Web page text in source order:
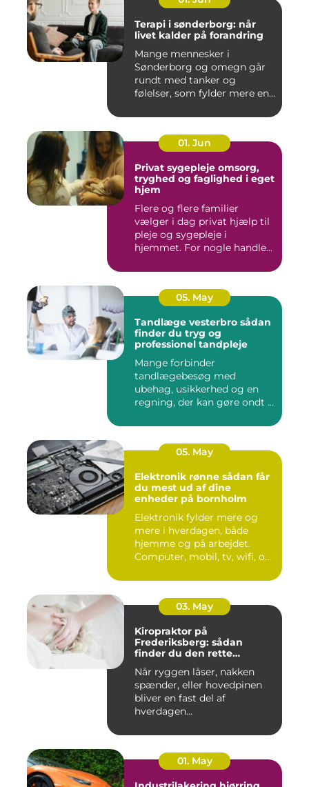
Terapi i sønderborg: når
livet kalder på forandring
Mange mennesker i
Sønderborg og omegn går
rundt med tanker og
følelser, som fylder mere end
01. Jun
Privat sygepleje omsorg,
tryghed og faglighed i eget
hjem
Flere og flere familier
vælger i dag privat hjælp til
pleje og sygepleje i
hjemmet. For nogle handle...
05. May
Tandlæge vesterbro sådan
finder du tryg og
professionel tandpleje
Mange forbinder
tandlægebesøg med
ubehag, usikkerhed og en
regning, der kan gøre ondt i
05. May
Elektronik rønne sådan får
du mest ud af dine
enheder på bornholm
Elektronik fylder mere og
mere i hverdagen, både
hjemme og på arbejdet.
Computer, mobil, tv, wifi, o...
03. May
Kiropraktor på
Frederiksberg: sådan
finder du den rette
Når ryggen låser, nakken
spænder, eller hovedpinen
bliver en fast del af
hverdagen...
01. May